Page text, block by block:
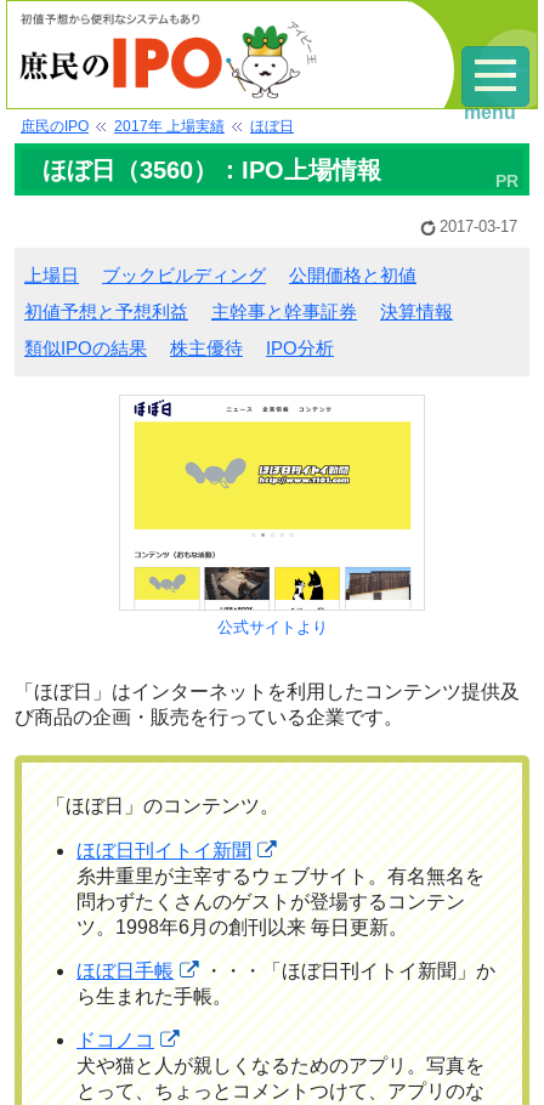
庶民のIPO 2017年 上場実績 ほぼ日
ほぼ日（3560）：IPO上場情報
2017-03-17
上場日 ブックビルディング
公開価格と初値
初値予想と予想利益
主幹事と幹事証券
決算情報
類似IPOの結果
株主優待 IPO分析
公式サイトより
「ほぼ日」はインターネットを利用したコンテンツ提供及
び商品の企画・販売を行っている企業です。
「ほぼ日」のコンテンツ。
ほぼ日刊イトイ新聞
糸井重里が主宰するウェブサイト。有名無名を
問わずたくさんのゲストが登場するコンテン
ツ。1998年6月の創刊以来 毎日更新。
ほぼ日手帳
・・・「ほぼ日刊イトイ新聞」か
ら生まれた手帳。
ドコノコ
犬や猫と人が親しくなるためのアプリ。写真を
とって、ちょっとコメントつけて、アプリのな
menu